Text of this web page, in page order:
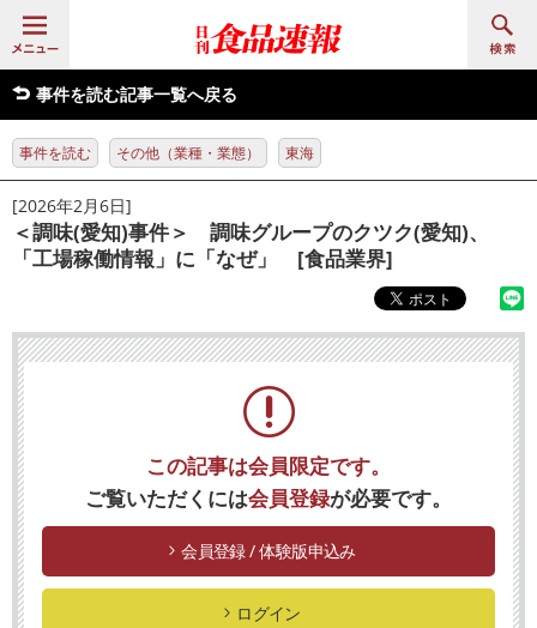
事件を読む記事一覧へ戻る
事件を読む その他（業種・業態） 東海
[2026年2月6日]
＜調味(愛知)事件＞ 調味グループのクツク(愛知)、
「工場稼働情報」に「なぜ」 [食品業界]
この記事は会員限定です。
ご覧いただくには会員登録が必要です。
会員登録 / 体験版申込み
ログイン